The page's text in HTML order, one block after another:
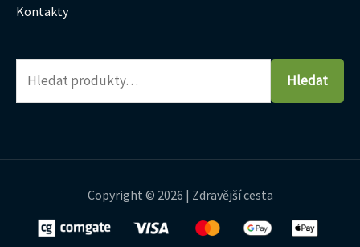
Kontakty
Hledat
Copyright © 2026 | Zdravější cesta